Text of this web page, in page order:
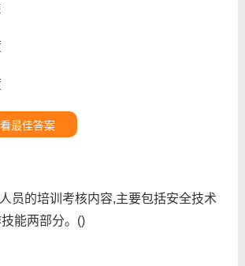
最佳答案
员的培训考核内容,主要包括安全技术
能两部分。()